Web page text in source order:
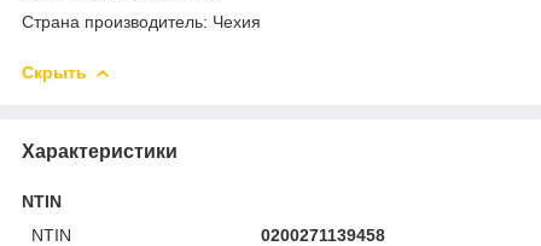
Страна производитель: Чехия
Скрыть
Характеристики
NTIN
NTIN
0200271139458